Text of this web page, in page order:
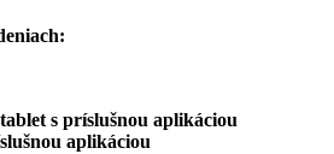
s príslušnou aplikáciou
aplikáciou